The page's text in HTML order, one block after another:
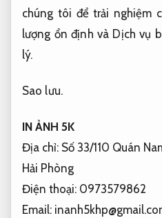
chúng tôi để trải nghiệm
lượng ổn định và Dịch vụ
lý.
Sao lưu.
IN ẢNH 5K
Địa chỉ: Số 33/110 Quán
Hải Phòng
Điện thoại: 0973579862
Email: